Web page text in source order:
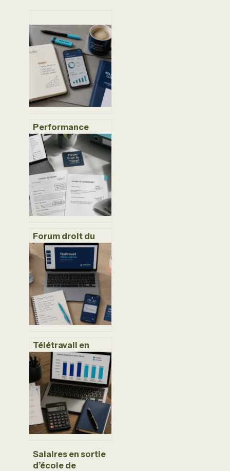
Performance
commerciale :
pourquoi l’écoute
active surpasse
l’argumentaire
classique
Forum droit du
travail : entre
entraide
précieuse et
risques juridiques
pour votre
dossier
Télétravail en
alternance : cadre
légal, conditions
d’éligibilité et
méthodes pour
réussir à distance
Salaires en sortie
d’école de